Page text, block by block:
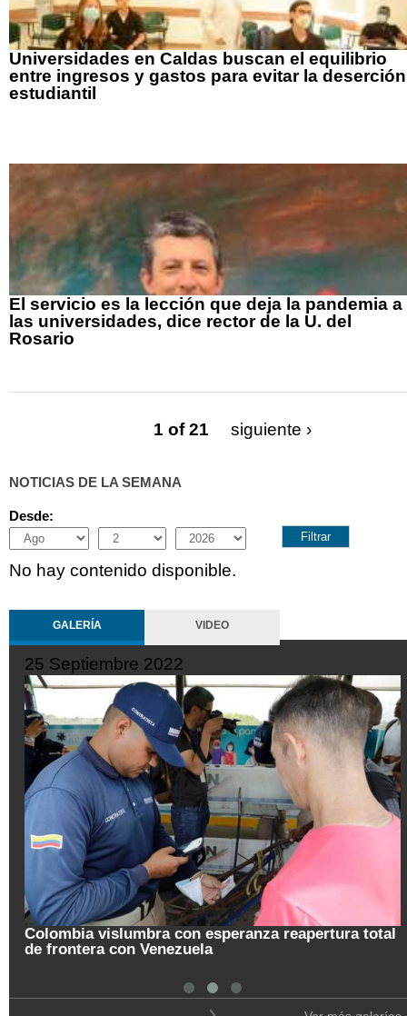
Universidades en Caldas buscan el equilibrio
entre ingresos y gastos para evitar la deserción
estudiantil
El servicio es la lección que deja la pandemia a
las universidades, dice rector de la U. del
Rosario
1 of 21 siguiente ›
NOTICIAS DE LA SEMANA
Desde:
Month
Day Year
No hay contenido disponible.
GALERÍA VIDEO
total
19 Septiembre 2022
Pregón de la Noche del Fuego en Salamina